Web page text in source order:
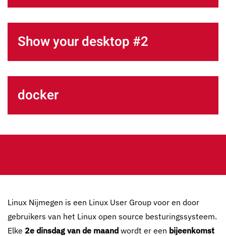
Show your desktop #2
docker
Linux Nijmegen is een Linux User Group voor en door
gebruikers van het Linux open source besturingssysteem.
Elke 2e dinsdag van de maand wordt er een bijeenkomst